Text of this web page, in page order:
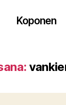
Koponen